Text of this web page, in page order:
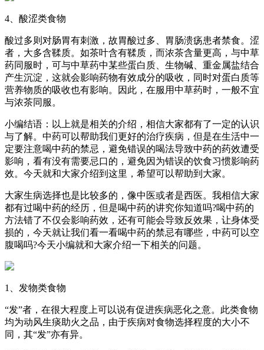
4、酸涩类食物
酸过多则对肠胃有刺激，故胃酸过多、胃肠溃疡患者禁食。涩
者，大多含鞣质。如茶叶含有鞣质，而浓茶含量更高，与中草
药同服时，可与中草药中某些蛋白质、生物碱、重金属盐结合
产生沉淀，这就会影响药物有效成分的吸收，同时对蛋白质等
营养物质的吸收也有影响。因此，在服用中草药时，一般不宜
与浓茶同服。
小编结语：以上就是相关的介绍，相信大家都有了一定的认识
与了解。中药可以帮助我们更好的治疗疾病，但是在生活中一
定要注意喝中药的禁忌，避免错误的喝法导致中药的药效遭受
影响，看有没有需要忌口的，避免因为错误的饮食习惯影响药
效。今天就和大家介绍到这里，希望可以帮助到大家。
大家生病选择也是比较多的，像中医或者是西医。我相信大家
都有过喝中药的经历，但是喝中药的讲究你知道吗?喝中药的
方法错了不仅会影响药效，还有可能会导致反效果，让身体受
损的，今天就让我们看一看喝中药的禁忌有哪些，中药可以空
腹喝吗?今天小编就和大家介绍一下相关的问题。
1、发物类食物
“发”者，在很大程度上可以说有促进疾病恶化之意。此类食物
均为动风生痰助火之品，由于疾病对食物选择程度的大小不
同，其“发”亦有异。